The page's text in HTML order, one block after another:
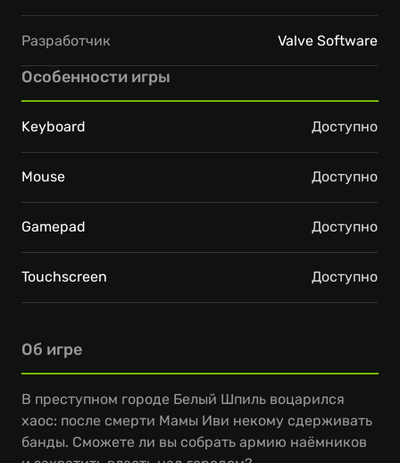
Об игре
В преступном городе Белый Шпиль воцарился
хаос: после смерти Мамы Иви некому сдерживать
банды. Сможете ли вы собрать армию наёмников
Разработчик Valve Software
Особенности игры
Keyboard Доступно
Mouse Доступно
Gamepad Доступно
Touchscreen Доступно